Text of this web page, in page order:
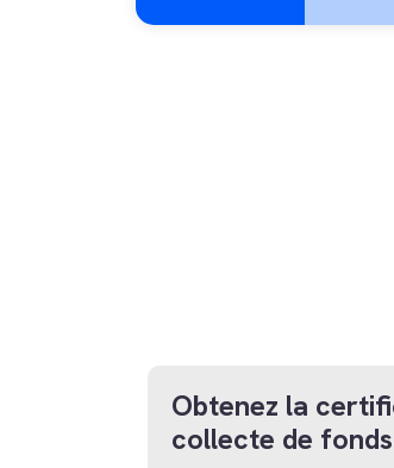
Obtenez la
collecte de